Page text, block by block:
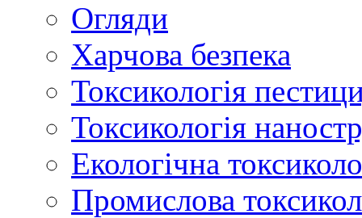
Огляди
Харчова безпека
Токсикологія
Токсикологія
Екологічна
Промислова